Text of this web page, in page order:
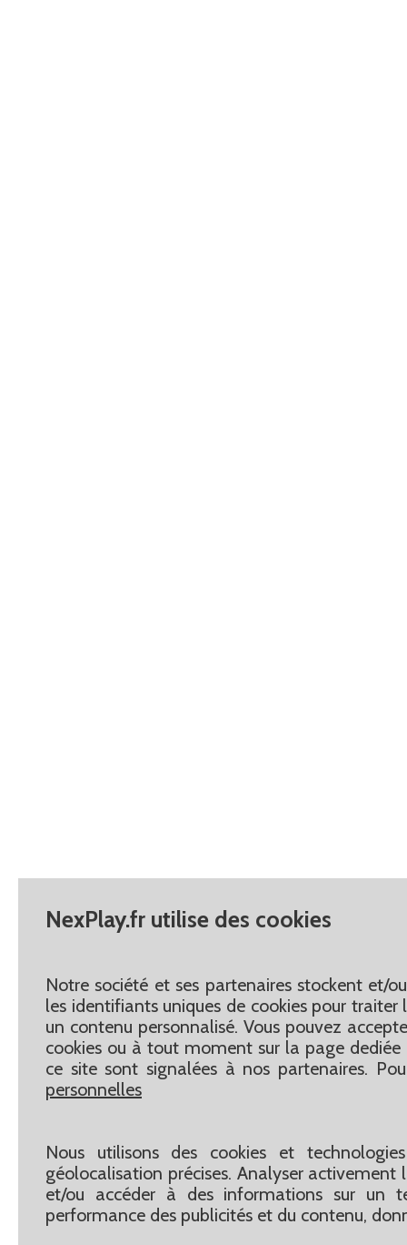
NexPlay.fr utilise des cookies
Notre société et ses partenaires stockent et/
les identifiants uniques de cookies pour
un contenu personnalisé. Vous pouvez
cookies ou à tout moment sur la page dediée
ce site sont signalées à nos partenaires.
personnelles
Nous utilisons des cookies et
géolocalisation précises. Analyser
et/ou accéder à des informations sur un
performance des publicités et du contenu,